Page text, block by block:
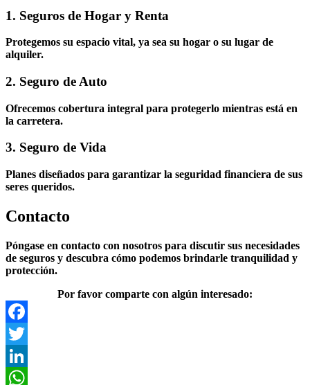
1. Seguros de Hogar y Renta
Protegemos su espacio vital, ya sea su hogar o su lugar de
alquiler.
2. Seguro de Auto
Ofrecemos cobertura integral para protegerlo mientras está en
la carretera.
3. Seguro de Vida
Planes diseñados para garantizar la seguridad financiera de sus
seres queridos.
Contacto
Póngase en contacto con nosotros para discutir sus necesidades
de seguros y descubra cómo podemos brindarle tranquilidad y
protección.
Por favor comparte con algún interesado: